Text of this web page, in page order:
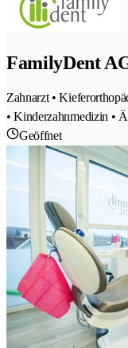
FamilyDent
Zahnarzt •
• Kinderzahnmedizin •
Geöffnet